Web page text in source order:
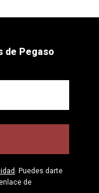
de Pegaso
. Puedes darte
de